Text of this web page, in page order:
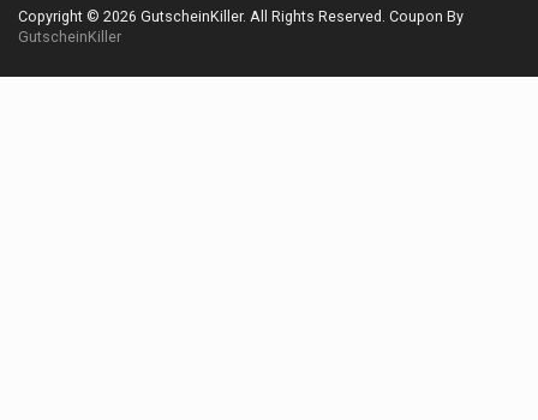
Copyright © 2026 GutscheinKiller. All Rights Reserved. Coupon By
GutscheinKiller